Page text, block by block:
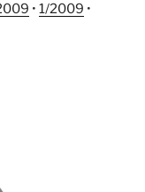
• 1/2009 •